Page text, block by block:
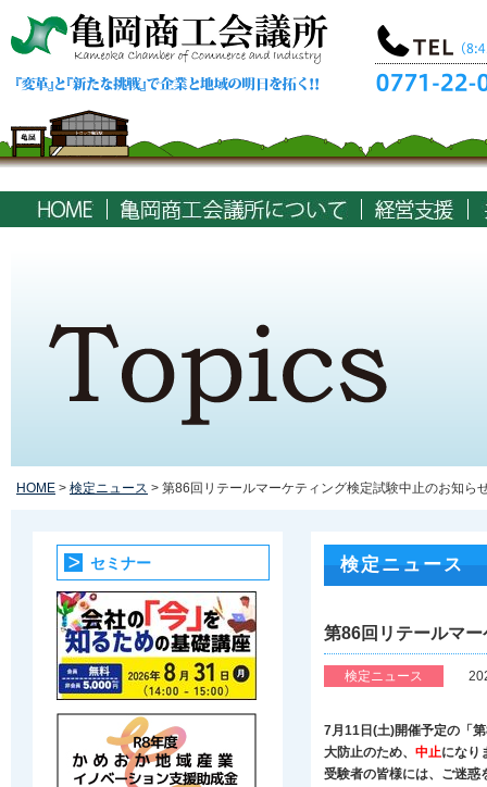
HOME > 検定ニュース > 第86回リテールマーケティング検定試験中止のお知ら
検定ニュース
第86回リテールマ
検定ニュース
7月11日(土)開催予定の「
大防止のため、 中止になり
受験者の皆様には、ご迷惑
セミナー